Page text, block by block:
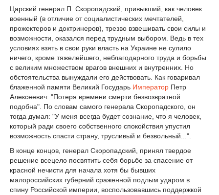
Царский генерал П. Скоропадский, привыкший, как человек
военный (в отличие от социалистических мечтателей,
прожектеров и доктринеров), трезво взвешивать свои силы и
возможности, оказался перед трудным выбором. Ведь в тех
условиях взять в свои руки власть на Украине не сулило
ничего, кроме тяжелейшего, неблагодарного труда и борьбы
с великим множеством врагов внешних и внутренних. Но
обстоятельства вынуждали его действовать. Как говаривал
блаженной памяти Великий Государь Император Петр
Алексеевич: "Потеря времени смерти безвозвратной
подобна". По словам самого генерала Скоропадского, он
тогда думал: "У меня всегда будет сознание, что я человек,
который ради своего собственного спокойствия упустил
возможность спасти страну, трусливый и безвольный...".
В конце концов, генерал Скоропадский, принял твердое
решение всецело посвятить себя борьбе за спасение от
красной нечисти для начала хотя бы бывших
малороссийских губерний сраженной подлым ударом в
спину Российской империи, воспользовавшись поддержкой